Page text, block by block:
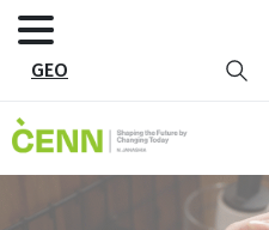
GEO